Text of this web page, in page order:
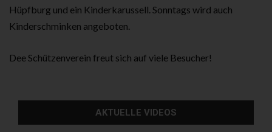
Hüpfburg und ein Kinderkarussell. Sonntags wird auch
Kinderschminken angeboten.
Dee Schützenverein freut sich auf viele Besucher!
AKTUELLE VIDEOS